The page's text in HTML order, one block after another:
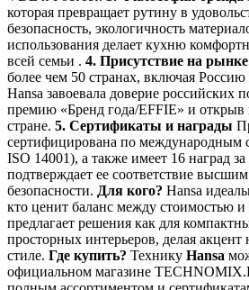
которая превращает рутину в
безопасность, экологичность
использования делает кухню
всей семьи . 4. Присутствие на рынке
более чем 50 странах, включая
Hansa завоевала доверие российских
премию «Бренд года/EFFIE» и
стране. 5. Сертификаты и награды
сертифицирована по международным
ISO 14001), а также имеет 16 наград
подтверждает ее соответствие
безопасности. Для кого? Hansa
кто ценит баланс между стоимостью и
предлагает решения как для
просторных интерьеров, делая
стиле. Где купить? Технику Hansa
официальном магазине